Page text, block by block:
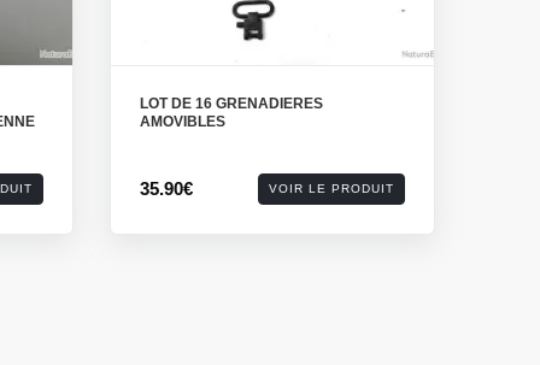
LOT DE 16 GRENADIERES
AMOVIBLES
35.90€ VOIR LE PRODUIT